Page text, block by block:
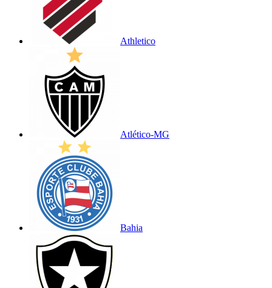
Athletico
Atlético-MG
Bahia